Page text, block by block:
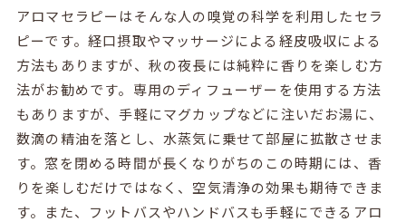
アロマセラピーはそんな人の嗅覚の科学を利用したセラ
ピーです。経口摂取やマッサージによる経皮吸収による
方法もありますが、秋の夜長には純粋に香りを楽しむ方
法がお勧めです。専用のディフューザーを使用する方法
もありますが、手軽にマグカップなどに注いだお湯に、
数滴の精油を落とし、水蒸気に乗せて部屋に拡散させま
す。窓を閉める時間が長くなりがちのこの時期には、香
りを楽しむだけではなく、空気清浄の効果も期待できま
す。また、フットバスやハンドバスも手軽にできるアロ